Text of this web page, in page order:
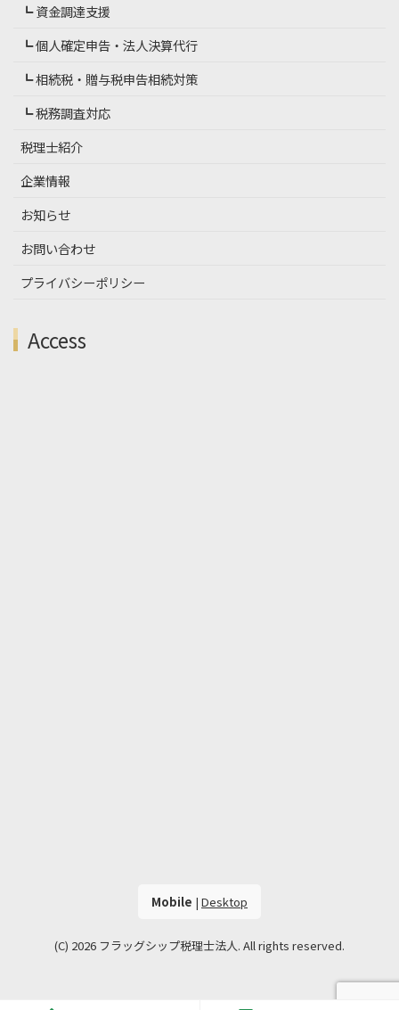
┗ 資金調達支援
┗ 個人確定申告・法人決算代行
┗ 相続税・贈与税申告相続対策
┗ 税務調査対応
税理士紹介
企業情報
お知らせ
お問い合わせ
プライバシーポリシー
Access
Mobile | Desktop
(C) 2026 フラッグシップ税理士法人. All rights reserved.